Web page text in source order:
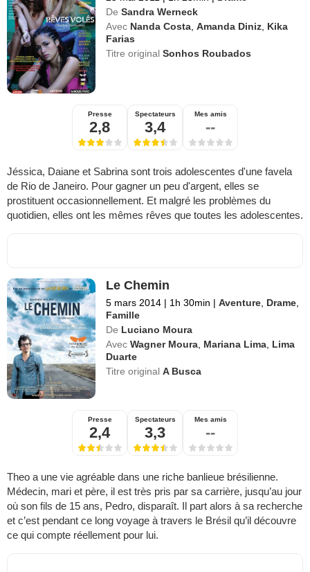
De Sandra Werneck
Avec Nanda Costa ,Amanda Diniz Kika
Farias
Titre originalSonhos Roubados
Presse
2,8
Spectateurs
3,4
Mes amis
--
Jéssica, Daiane et Sabrina sont trois adolescentes d'une favela
de Rio de Janeiro. Pour gagner un peu d'argent, elles se
prostituent occasionnellement. Et malgré les problèmes du
quotidien, elles ont les mêmes rêves que toutes les adolescentes.
Le Chemin
5 mars 2014 | 1h 30min | Aventure Drame
Famille
De Luciano Moura
Avec Wagner Moura Mariana Lima Lima
Duarte
Titre originalA Busca
Presse
2,4
Spectateurs
3,3
Mes amis
--
Theo a une vie agréable dans une riche banlieue brésilienne.
Médecin, mari et père, il est très pris par sa carrière, jusqu’au jour
où son fils de 15 ans, Pedro, disparaît. Il part alors à sa recherche
et c’est pendant ce long voyage à travers le Brésil qu’il découvre
ce qui compte réellement pour lui.